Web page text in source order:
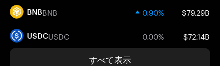
BNBBNB 0.90% $79.29B
USDCUSDC 0.00% $72.14B
すべて表示